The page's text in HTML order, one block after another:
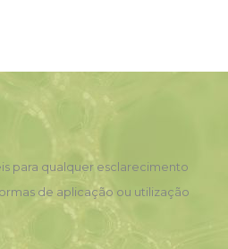
para qualquer esclarecimento
de aplicação ou utilização